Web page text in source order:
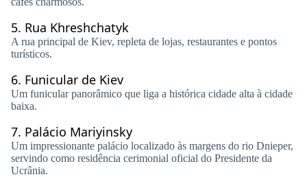
5. Rua Khreshchatyk
A rua principal de Kiev, repleta de lojas, restaurantes e pontos
turísticos.
6. Funicular de Kiev
Um funicular panorâmico que liga a histórica cidade alta à cidade
baixa.
7. Palácio Mariyinsky
Um impressionante palácio localizado às margens do rio Dnieper,
servindo como residência cerimonial oficial do Presidente da
Ucrânia.